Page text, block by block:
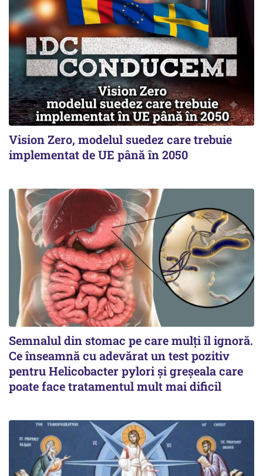
Vision Zero, modelul suedez care trebuie
implementat de UE până în 2050
Semnalul din stomac pe care mulți îl ignoră.
Ce înseamnă cu adevărat un test pozitiv
pentru Helicobacter pylori și greșeala care
poate face tratamentul mult mai dificil